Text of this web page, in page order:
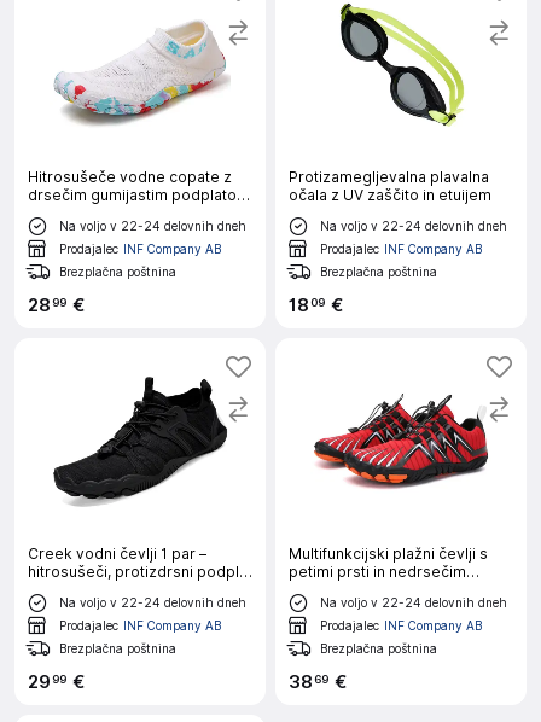
Hitrosušeče vodne copate z
drsečim gumijastim podplatom
Na voljo v 22-24 delovnih dneh
Prodajalec INF Company AB
Brezplačna poštnina
2899 €
Protizamegljevalna plavalna
očala z UV zaščito in etuijem
Na voljo v 22-24 delovnih dneh
Prodajalec INF Company AB
Brezplačna poštnina
1809 €
Creek vodni čevlji 1 par –
hitrosušeči, protizdrsni podplat
40
Na voljo v 22-24 delovnih dneh
Prodajalec INF Company AB
Brezplačna poštnina
2999 €
Multifunkcijski plažni čevlji s
petimi prsti in nedrsečim
Na voljo v 22-24 delovnih dneh
Prodajalec INF Company AB
Brezplačna poštnina
3869 €